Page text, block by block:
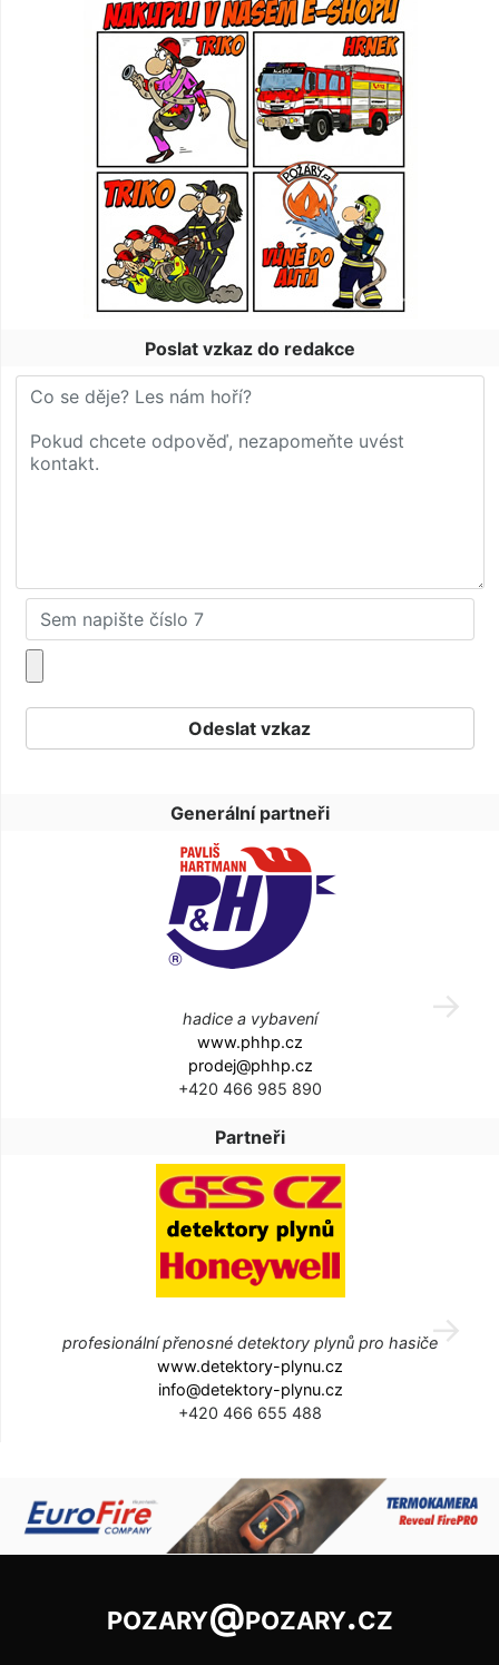
Poslat vzkaz do redakce
Generální partneři
hadice a vybavení
www.phhp.cz
prodej@phhp.cz
+420 466 985 890
Partneři
profesionální přenosné detektory plynů pro hasiče
www.detektory-plynu.cz
info@detektory-plynu.cz
+420 466 655 488
pozary@pozary.cz